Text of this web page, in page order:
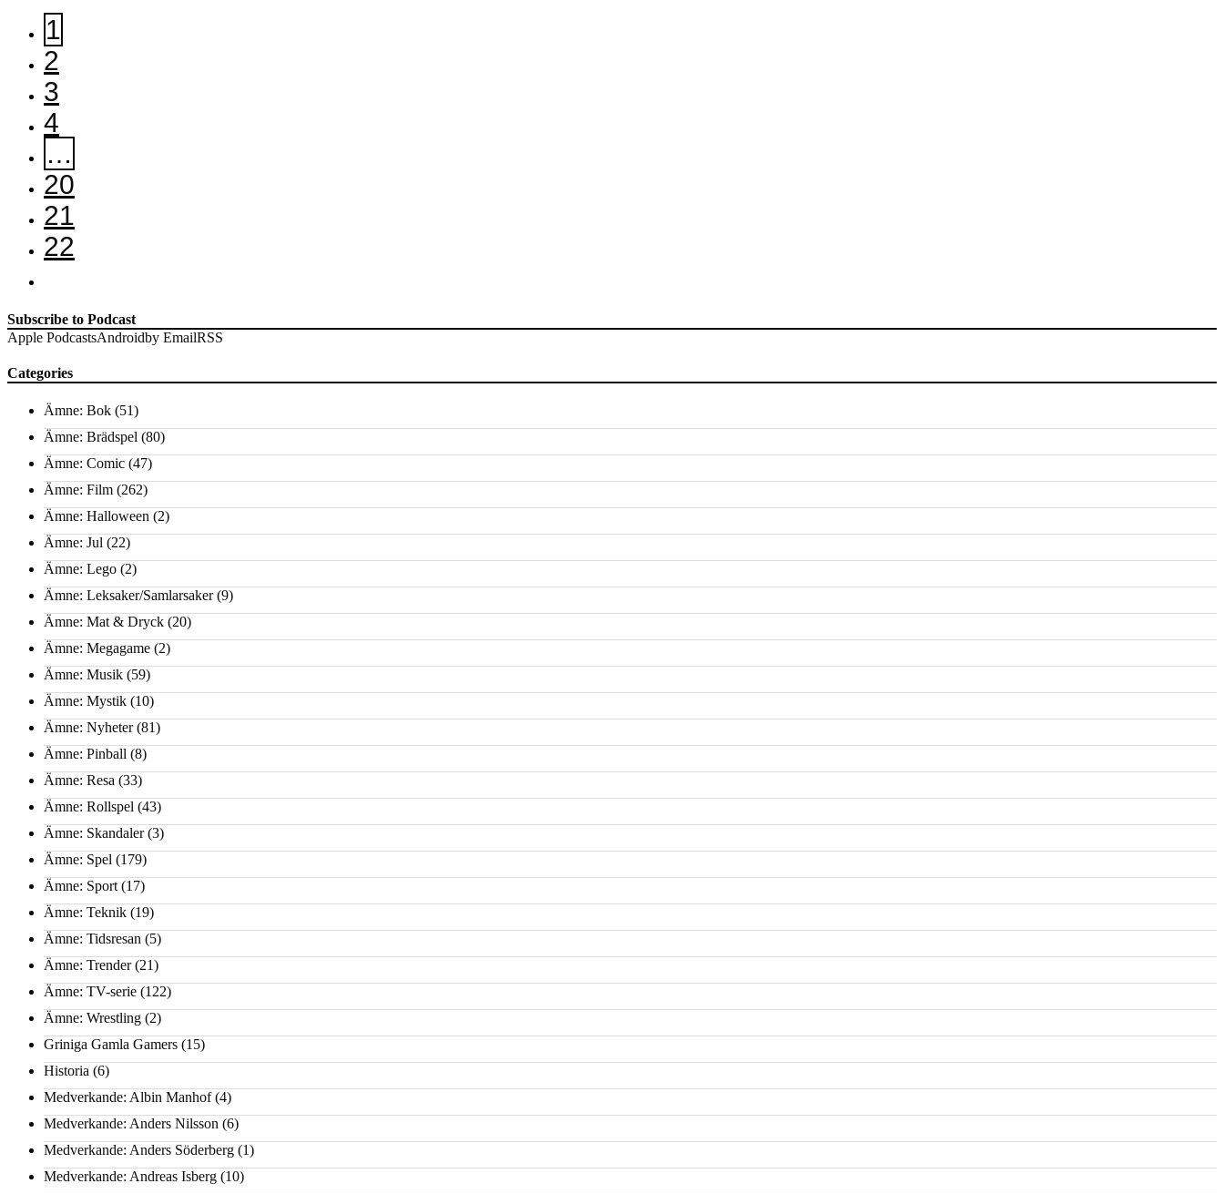
1
2
3
4
…
20
21
22
Subscribe to Podcast
Apple PodcastsAndroidby EmailRSS
Categories
Ämne: Bok (51)
Ämne: Brädspel (80)
Ämne: Comic (47)
Ämne: Film (262)
Ämne: Halloween (2)
Ämne: Jul (22)
Ämne: Lego (2)
Ämne: Leksaker/Samlarsaker(9)
Ämne: Mat & Dryck (20)
Ämne: Megagame (2)
Ämne: Musik (59)
Ämne: Mystik (10)
Ämne: Nyheter(81)
Ämne: Pinball (8)
Ämne: Resa (33)
Ämne: Rollspel (43)
Ämne: Skandaler(3)
Ämne: Spel (179)
Ämne: Sport (17)
Ämne: Teknik (19)
Ämne: Tidsresan (5)
Ämne: Trender(21)
Ämne: TV-serie (122)
Ämne: Wrestling (2)
Griniga Gamla Gamers (15)
Historia (6)
Medverkande: Albin Manhof(4)
Medverkande: Anders Nilsson (6)
Medverkande: Anders Söderberg (1)
Medverkande: Andreas Isberg (10)